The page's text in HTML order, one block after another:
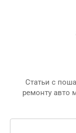
Статьи с
ремонту авто
Поиск: